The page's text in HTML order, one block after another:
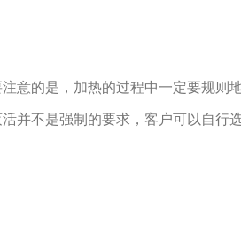
意的是，加热的过程中一定要规则
并不是强制的要求，客户可以自行